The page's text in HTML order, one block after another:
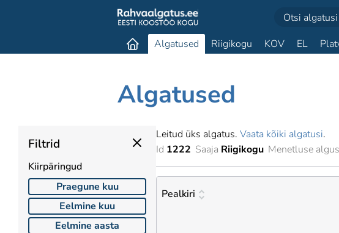
Algatused Riigikogu KOV EL
Algatused
Filtrid
Kiirpäringud
Praegune kuu
Eelmine kuu
Eelmine aasta
Leitud üks algatus. Vaata kõiki algatusi.
Id 1222 Saaja Riigikogu Menetluse algus
Pealkiri